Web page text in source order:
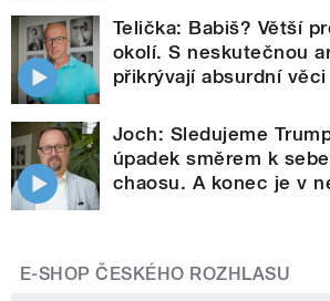
Telička: Babiš? Větší
okolí. S neskutečnou
přikrývají absurdní věci
Joch: Sledujeme
úpadek směrem k
chaosu. A konec je v
E-SHOP ČESKÉHO ROZHLASU